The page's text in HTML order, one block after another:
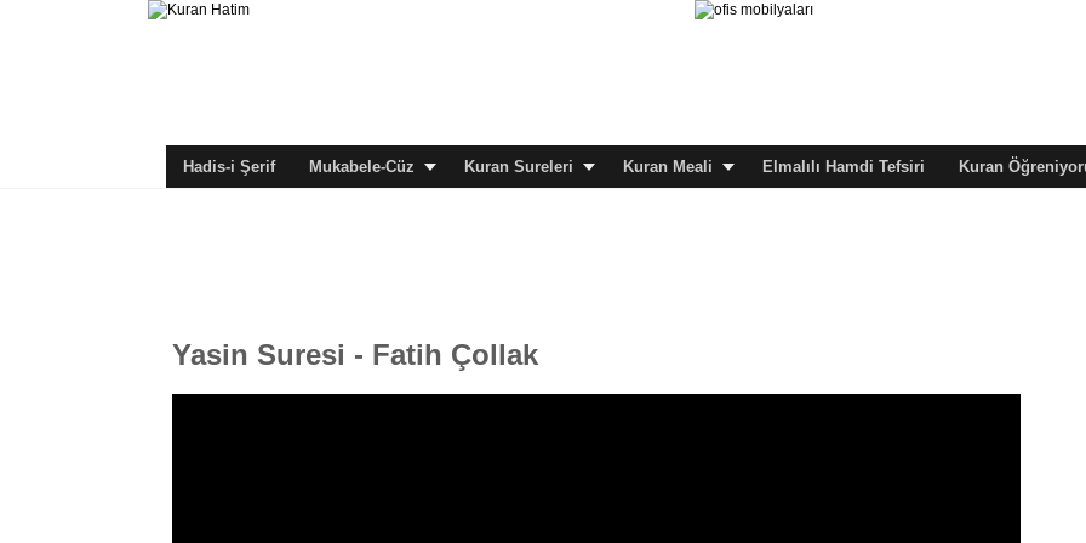
Hadis-i Şerif Mukabele-Cüz Kuran Sureleri Kuran Meali Elmalılı Hamdi Tefsiri Kuran
Yasin Suresi - Fatih Çollak